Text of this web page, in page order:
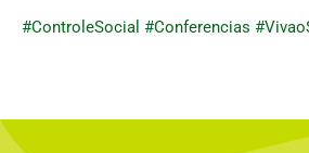
#ControleSocial #Conferencias